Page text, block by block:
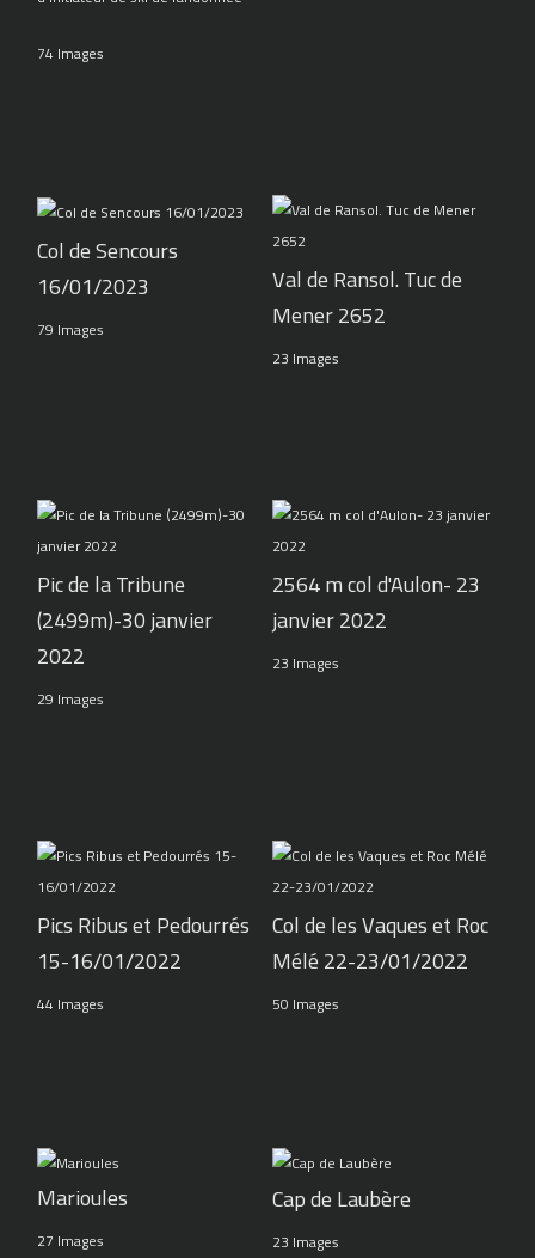
74 Images
Col de Sencours
16/01/2023
79 Images
Val de Ransol. Tuc de
Mener 2652
23 Images
Pic de la Tribune
(2499m)-30 janvier
2022
29 Images
2564 m col d'Aulon- 23
janvier 2022
23 Images
Pics Ribus et Pedourrés
15-16/01/2022
44 Images
Col de les Vaques et Roc
Mélé 22-23/01/2022
50 Images
Marioules
27 Images
Cap de Laubère
23 Images